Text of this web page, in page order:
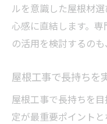
ルを意識した屋根材
心感に直結します。
の活用を検討するのも
屋根工事で長持ちを
屋根工事で長持ちを
定が最重要ポイント